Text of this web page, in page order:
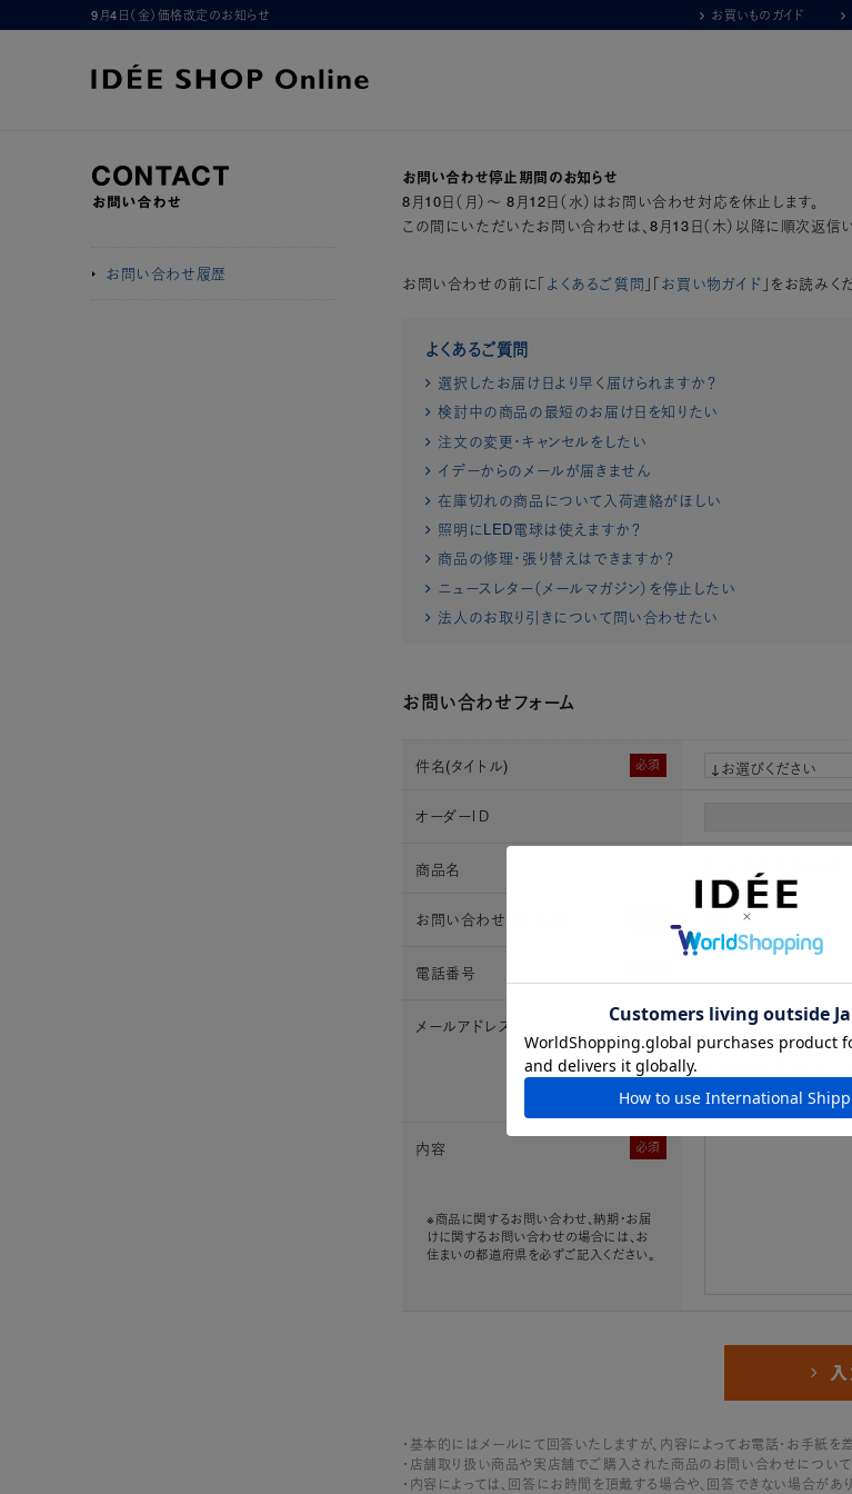
9月4日（金）価格改定のお知らせ お買いものガイド
お問い合わせ履歴
お問い合わせ停止期間のお知らせ
8月10日（月）～ 8月12日（水）はお問い合わせ対応を休止します。
この間にいただいたお問い合わせは、8月13日（木）以降に順次返信い
お問い合わせの前に「よくあるご質問 」「お買い物ガイド 」をお読みく
よくあるご質問
選択したお届け日より早く届けられますか？
検討中の商品の最短のお届け日を知りたい
注文の変更・キャンセルをしたい
イデーからのメールが届きません
在庫切れの商品について入荷連絡がほしい
照明にLED電球は使えますか？
商品の修理・張り替えはできますか？
ニュースレター（メールマガジン）を停止したい
法人のお取り引きについて問い合わせたい
お問い合わせフォーム
必須
件名(タイトル)
オーダーＩＤ
商品名 【一点物】 望月佐知
お問い合わせ時お名前
電話番号
必須
メールアドレス
※「.@ (@の前にドット
必須
内容
※商品に関するお問い合わせ、納期・お届
けに関するお問い合わせの場合には、お
住まいの都道府県を必ずご記入ください。
・基本的にはメールにて回答いたしますが、内容によってお電話・お手紙を
・店舗取り扱い商品や実店舗でご購入された商品のお問い合わせについて
・内容によっては、回答にお時間を頂戴する場合や、回答できない場合があり